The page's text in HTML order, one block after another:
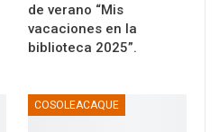
de verano “Mis
vacaciones en la
biblioteca 2025”.
COSOLEACAQUE